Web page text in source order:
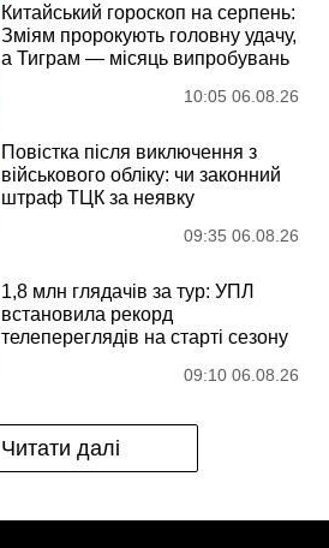
Китайський гороскоп на серпень:
Зміям пророкують головну удачу,
а Тиграм — місяць випробувань
10:05 06.08.26
Повістка після виключення з
військового обліку: чи законний
штраф ТЦК за неявку
09:35 06.08.26
1,8 млн глядачів за тур: УПЛ
встановила рекорд
телепереглядів на старті сезону
09:10 06.08.26
Читати далі